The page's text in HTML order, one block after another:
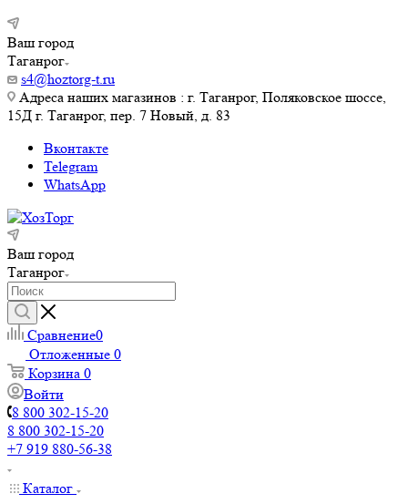
Ваш город
Таганрог
s4@hoztorg-t.ru
Адреса наших магазинов : г. Таганрог, Поляковское шоссе,
15Д г. Таганрог, пер. 7 Новый, д. 83
Вконтакте
Telegram
WhatsApp
Ваш город
Таганрог
Сравнение0
Отложенные 0
Корзина 0
Войти
8 800 302-15-20
8 800 302-15-20
+7 919 880-56-38
Каталог